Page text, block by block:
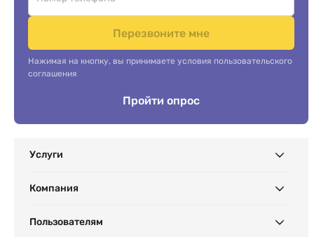
Перезвоните мне
Нажимая на кнопку, вы принимаете условия пользовательского
соглашения
Пройти опрос
Услуги
Компания
Пользователям